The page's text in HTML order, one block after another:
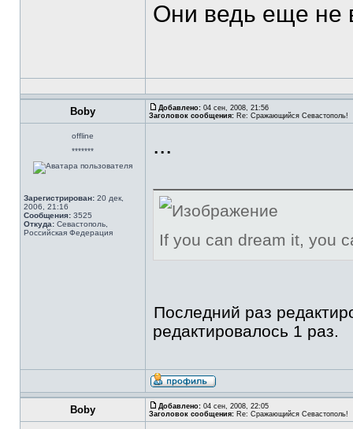
Они ведь еще не
Boby Добавлено: 04 сен, 2008, 21:56
Заголовок сообщения: Re: Сражающийся Севастополь!
offline
*******
Зарегистрирован: 20 дек,
2006, 21:16
Сообщения: 3525
Откуда: Севастополь,
Российская Федерация
...
If you can dream it, you
Последний раз
редактировалось 1 раз.
Boby Добавлено: 04 сен, 2008, 22:05
Заголовок сообщения: Re: Сражающийся Севастополь!